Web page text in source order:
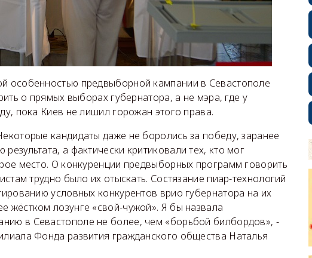
особенностью предвыборной кампании в Севастополе
о прямых выборах губернатора, а не мэра, где у
пока Киев не лишил горожан этого права.
кандидаты даже не боролись за победу, заранее
а фактически критиковали тех, кто мог
место. О конкуренции предвыборных программ говорить
трудно было их отыскать. Состязание пиар-технологий
условных конкурентов врио губернатора на их
жёстком лозунге «свой-чужой». Я бы назвала
в Севастополе не более, чем «борьбой билбордов», -
Фонда развития гражданского общества Наталья